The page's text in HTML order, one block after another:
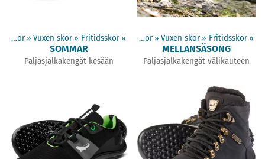
Barfotaskor ‪» Vuxen skor ‪» Fritidsskor ‪»
SOMMAR
Paljasjalkakengät kesään
Produkter‪» Barfotaskor ‪» Vuxen skor ‪» Fritidsskor ‪»
MELLANSÄSONG
Paljasjalkakengät välikauteen